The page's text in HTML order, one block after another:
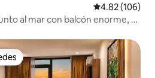
Calificación
4.82 (106)
al mar con balcón enorme, 2
preferido